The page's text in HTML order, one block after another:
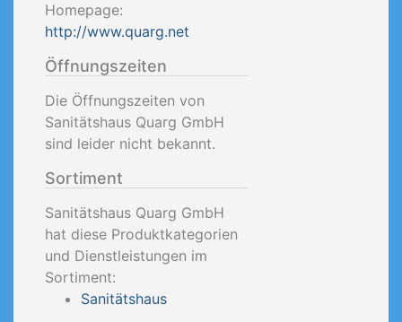
Homepage:
http://www.quarg.net
Öffnungszeiten
Die Öffnungszeiten von
Sanitätshaus Quarg GmbH
sind leider nicht bekannt.
Sortiment
Sanitätshaus Quarg GmbH
hat diese Produktkategorien
und Dienstleistungen im
Sortiment:
Sanitätshaus